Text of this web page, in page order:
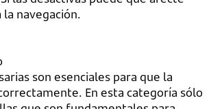
navegación.
son esenciales para que la
En esta categoría sólo